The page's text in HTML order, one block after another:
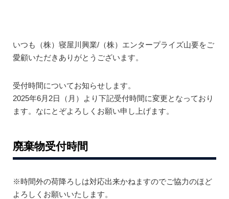
いつも（株）寝屋川興業/（株）エンタープライズ山要をご
愛顧いただきありがとうございます。
受付時間についてお知らせします。
2025年6月2日（月）より下記受付時間に変更となっており
ます。なにとぞよろしくお願い申し上げます。
廃棄物受付時間
※時間外の荷降ろしは対応出来かねますのでご協力のほど
よろしくお願いいたします。